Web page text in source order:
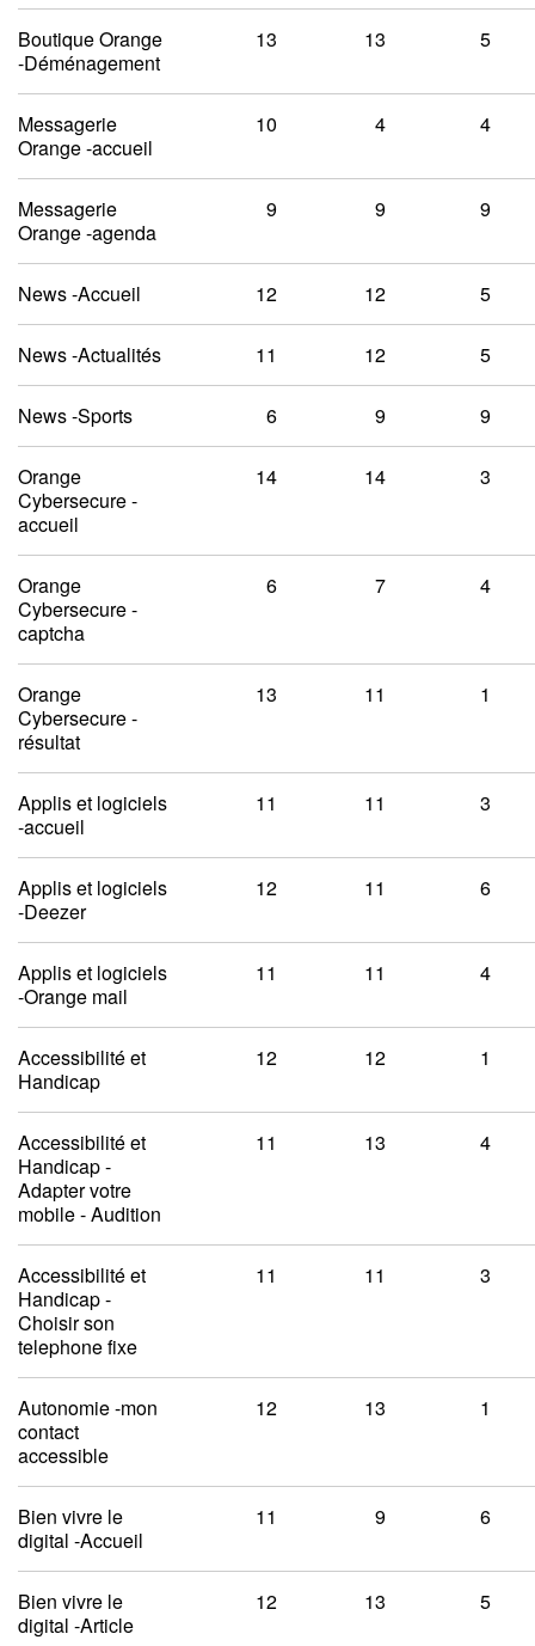
Boutique Orange
-Déménagement
13 13 5
Messagerie
Orange -accueil
10 4 4
Messagerie
Orange -agenda
9 9 9
News -Accueil 12 12 5
News -Actualités 11 12 5
News -Sports 6 9 9
Orange
Cybersecure -
accueil
14 14 3
Orange
Cybersecure -
captcha
6 7 4
Orange
Cybersecure -
résultat
13 11 1
Applis et logiciels
-accueil
11 11 3
Applis et logiciels
-Deezer
12 11 6
Applis et logiciels
-Orange mail
11 11 4
Accessibilité et
Handicap
12 12 1
Accessibilité et
Handicap -
Adapter votre
mobile - Audition
11 13 4
Accessibilité et
Handicap -
Choisir son
telephone fixe
11 11 3
Autonomie -mon
contact
accessible
12 13 1
Bien vivre le
digital -Accueil
11 9 6
Bien vivre le
digital -Article
12 13 5